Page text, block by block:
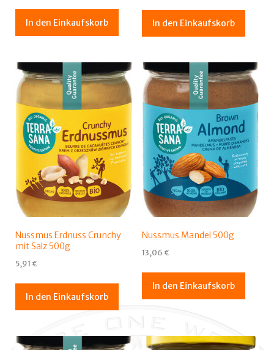
In den Einkaufskorb In den Einkaufskorb
Nussmus Erdnuss Crunchy
mit Salz 500g
5,91 €
In den Einkaufskorb
Nussmus Mandel 500g
13,06 €
In den Einkaufskorb